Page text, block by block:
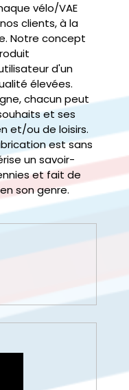
vélo/VAE
clients, à la
Notre concept
d'un
élevées.
chacun peut
et ses
et/ou de loisirs.
est sans
un savoir-
et fait de
en son genre.